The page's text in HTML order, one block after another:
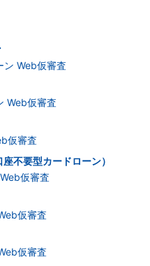
ン Web仮審査
Web仮審査
仮審査
不要型カードローン）
仮審査
仮審査
仮審査